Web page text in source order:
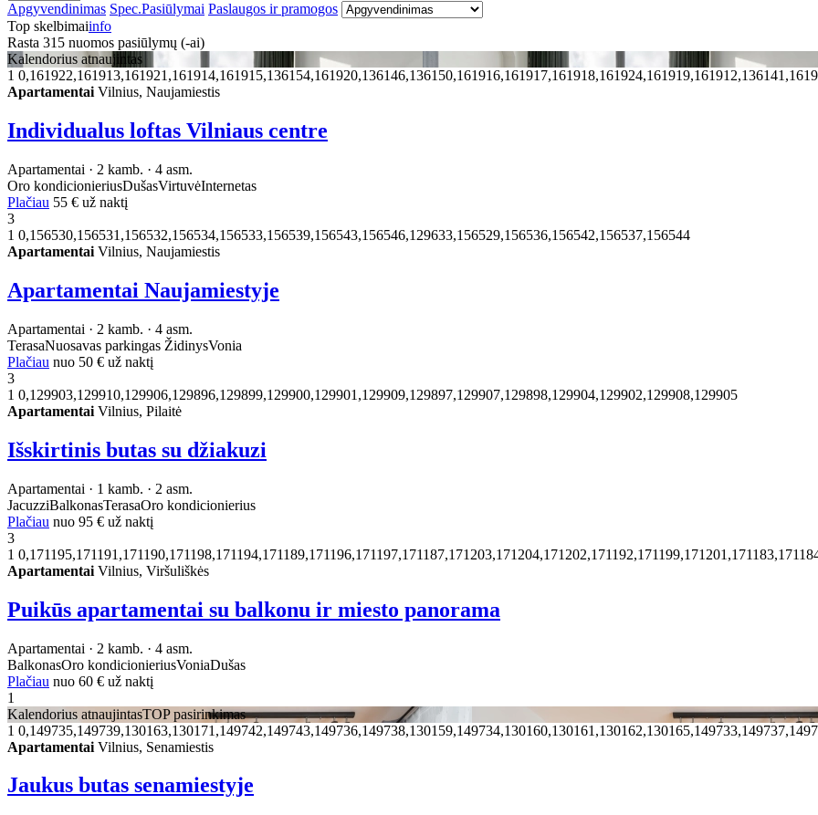
Apgyvendinimas Spec.Pasiūlymai Paslaugos ir pramogos
Top skelbimaiinfo
Rasta 315 nuomos pasiūlymų (-ai)
Kalendorius atnaujintas
1
Apartamentai Vilnius, Naujamiestis
Individualus loftas Vilniaus centre
Apartamentai · 2 kamb. · 4 asm.
Oro kondicionieriusDušasVirtuvėInternetas
Plačiau 55 € už naktį
3
1 0,156530,156531,156532,156534,156533,156539,156543,156546,129633,156529,156536,156542,156537,156544
Apartamentai Vilnius, Naujamiestis
Apartamentai Naujamiestyje
Apartamentai · 2 kamb. · 4 asm.
TerasaNuosavas parkingas ŽidinysVonia
Plačiau nuo 50 € už naktį
3
1 0,129903,129910,129906,129896,129899,129900,129901,129909,129897,129907,129898,129904,129902,129908,129905
Apartamentai Vilnius, Pilaitė
Išskirtinis butas su džiakuzi
Apartamentai · 1 kamb. · 2 asm.
JacuzziBalkonasTerasaOro kondicionierius
Plačiau nuo 95 € už naktį
3
1
Apartamentai Vilnius, Viršuliškės
Puikūs apartamentai su balkonu ir miesto panorama
Apartamentai · 2 kamb. · 4 asm.
BalkonasOro kondicionieriusVoniaDušas
Plačiau nuo 60 € už naktį
1
Kalendorius atnaujintasTOP pasirinkimas
1
Apartamentai Vilnius, Senamiestis
Jaukus butas senamiestyje